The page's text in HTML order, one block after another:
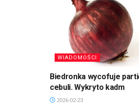
WIADOMOŚCI
Biedronka wycofuje
cebuli. Wykryto kadm
2026-02-23